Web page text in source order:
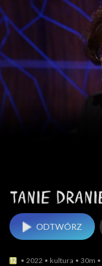
ODTWÓRZ
2022 kultura 30m